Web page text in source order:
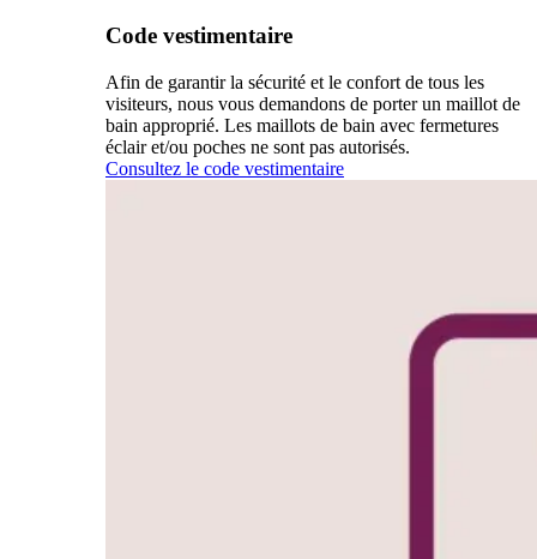
Code vestimentaire
Afin de garantir la sécurité et le confort de tous les
visiteurs, nous vous demandons de porter un maillot de
bain approprié. Les maillots de bain avec fermetures
éclair et/ou poches ne sont pas autorisés.
Consultez le code vestimentaire